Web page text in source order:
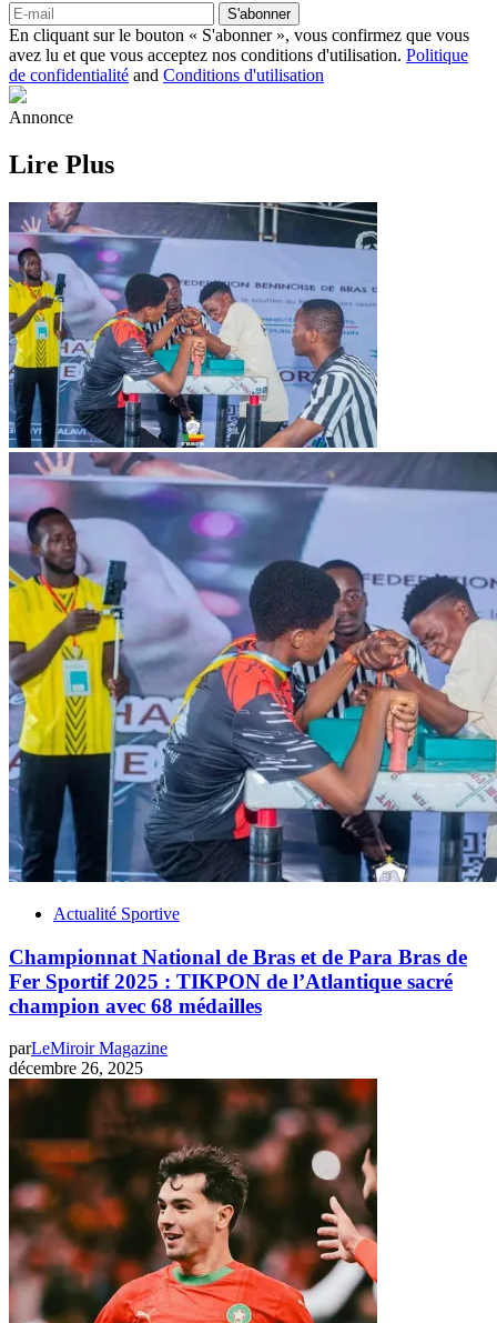
S'abonner
En cliquant sur le bouton « S'abonner », vous confirmez que vous
avez lu et que vous acceptez nos conditions d'utilisation. Politique
de confidentialité and Conditions d'utilisation
Annonce
Lire Plus
Actualité Sportive
Championnat National de Bras et de Para Bras de
Fer Sportif 2025 : TIKPON de l’Atlantique sacré
champion avec 68 médailles
parLeMiroir Magazine
décembre 26, 2025